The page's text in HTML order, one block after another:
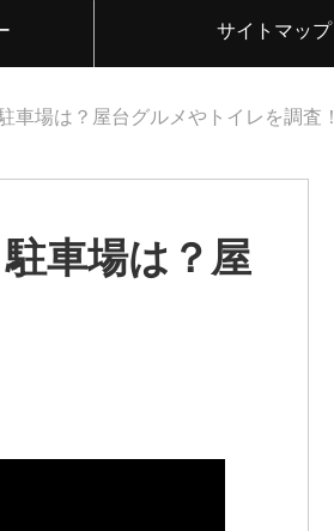
サイトマップ
車場は？屋台グルメやトイレを調査！
車場は？屋